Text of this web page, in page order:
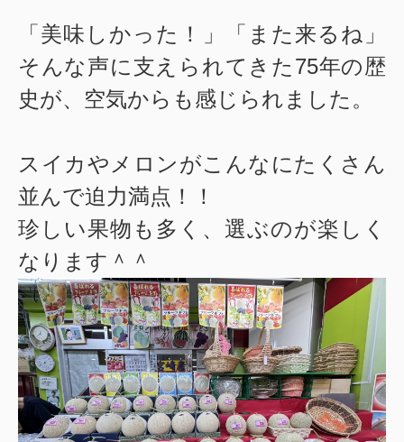
「美味しかった！」「また来るね」
そんな声に支えられてきた75年の歴
史が、 空気からも感じられました。
スイカやメロンがこんなにたくさん
並んで迫力満点！！
珍しい果物も多く、選ぶのが楽しく
なります＾＾